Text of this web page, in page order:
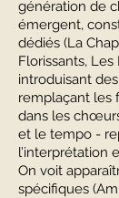
génération de
émergent,
dédiés (La
Florissants,
introduisant
remplaçant les
dans les
et le tempo -
l’interprétation
On voit
spécifiques